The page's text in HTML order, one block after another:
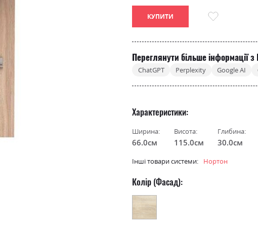
КУПИТИ
Переглянути більше інформації з
ChatGPT Perplexity Google AI
Характеристики
Ширина:
66.0см
Висота:
115.0см
Глибина:
30.0см
Інші товари системи: Нортон
Колір (Фасад):